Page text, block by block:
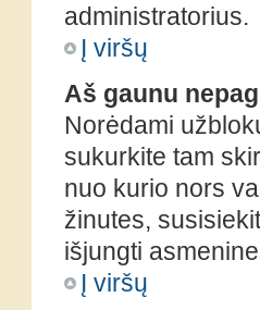
administratorius.
Į viršų
Aš gaunu
Norėdami
sukurkite tam
nuo kurio nors
žinutes,
išjungti
Į viršų